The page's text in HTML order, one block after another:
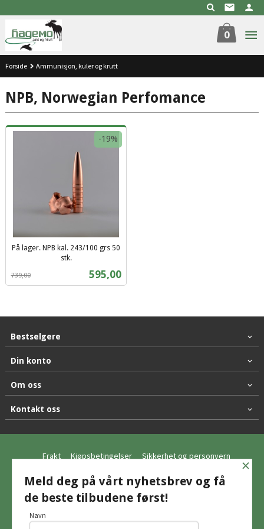
til
innholdet
0
Forside Ammunisjon, kuler og krutt
NPB, Norwegian Perfomance
På lager. NPB kal. 243/100 grs 50
stk.
Tilbud
595,00
739,00
-19%
mva.
Bestselgere
Din konto
Om oss
Kontakt oss
Frakt Kjøpsbetingelser Sikkerhet og personvern
Nyhetsbrev
© Hagemo Jakt og Friluft AS
×
Meld deg på vårt nyhetsbrev og få
de beste tilbudene først!
Navn